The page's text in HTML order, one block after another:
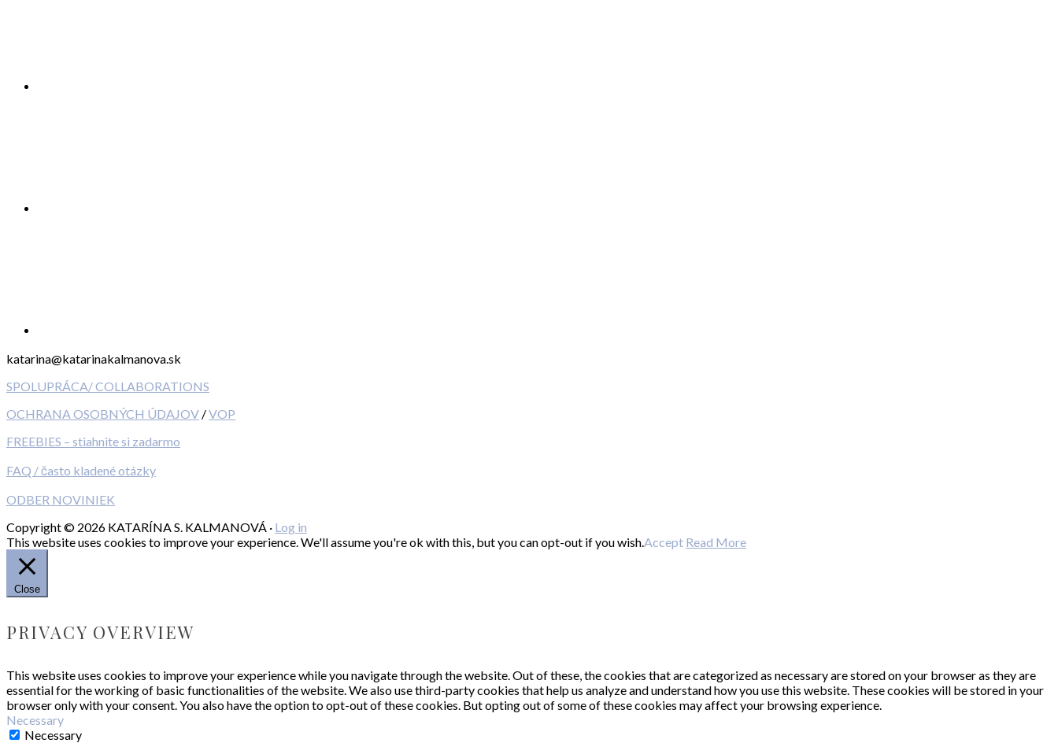
katarina@katarinakalmanova.sk
SPOLUPRÁCA/ COLLABORATIONS
OCHRANA OSOBNÝCH ÚDAJOV /VOP
FREEBIES – stiahnite si zadarmo
FAQ / často kladené otázky
ODBER NOVINIEK
Copyright © 2026 KATARÍNA S. KALMANOVÁ · Log in
This website uses cookies to improve your experience. We'll assume you're ok with this, but you can opt-out if you wish.Accept Read More
Close
PRIVACY OVERVIEW
This website uses cookies to improve your experience while you navigate through the website. Out of these, the cookies that are categorized as necessary are stored on your browser as they are
essential for the working of basic functionalities of the website. We also use third-party cookies that help us analyze and understand how you use this website. These cookies will be stored in your
browser only with your consent. You also have the option to opt-out of these cookies. But opting out of some of these cookies may affect your browsing experience.
Necessary
Necessary